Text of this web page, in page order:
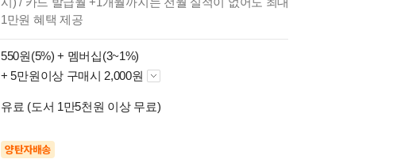
1만원 혜택 제공
550원(5%) + 멤버십(3~1%)
+ 5만원이상 구매시 2,000원
유료 (도서 1만5천원 이상 무료)
양탄자배송